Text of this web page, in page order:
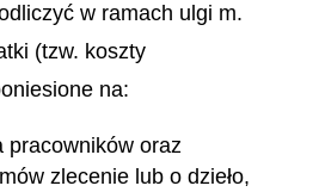
w ramach ulgi m.
(tzw. koszty
na:
pracowników oraz
zlecenie lub o dzieło,